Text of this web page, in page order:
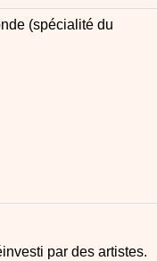
(spécialité du
par des artistes.